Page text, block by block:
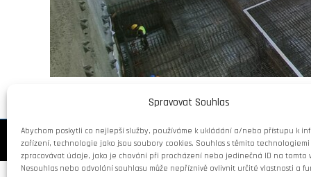
Spravovat Souhlas
Abychom poskytli co nejlepší služby, používáme k ukládání a/nebo přístupu k
zařízení, technologie jako jsou soubory cookies. Souhlas s těmito
zpracovávat údaje, jako je chování při procházení nebo jedinečná ID na tomto
Nesouhlas nebo odvolání souhlasu může nepříznivě ovlivnit určité vlastnosti a
Copyright © Weiron Dynamics, s.r.o. |Tvorba webových stránekaSEO